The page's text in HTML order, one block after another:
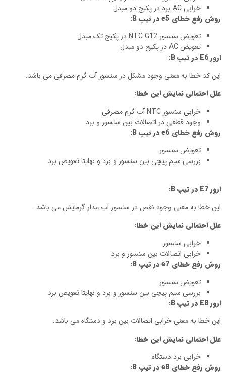
خرابی AC برد در پکیج دو مبدل
روش رفع خطای e5در تیپB
:
تعویض سنسور NTC G12 در پکیج تک مبدل
تعویض AC در پکیج دو مبدل
ارورE6 در تیپB
:
این کد خطا به معنی وجود مشکل در سنسور آب گرم مصرفی می باشد.
علل احتمالی نمایش این خطا:
خرابی سنسور NTC آب گرم مصرفی
وجود قطعی در اتصالات بین سنسور و برد
روش رفع خطای e6در تیپB
:
تعویض سنسور
بررسی سیم پیچی بین سنسور و برد و نهایتا تعویض برد
ارورE7 در تیپB
:
این خطا به معنی وجود نقص در سنسور آب مدار گرمایش می باشد.
علل احتمالی نمایش این خطا:
خرابی سنسور
خرابی اتصالات بین سنسور و برد
روش رفع خطای e7در تیپB
:
تعویض سنسور
بررسی سیم پیچی بین سنسور و برد و نهایتا تعویض برد
ارورE8 در تیپB
:
این خطا به معنی خرابی اتصالات بین برد و دستگاه می باشد.
علل احتمالی نمایش این خطا:
خرابی برد دستگاه
روش رفع خطای e8در تیپB
: